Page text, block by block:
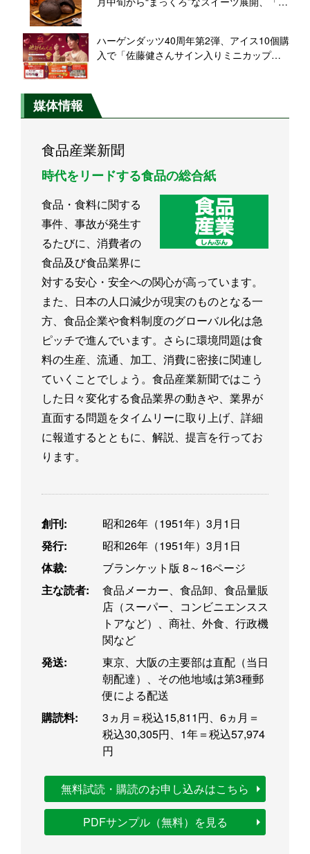
など発売
ハーゲンダッツ40周年第2弾、アイス10個購
入で「佐藤健さんサイン入りミニカップ型
媒体情報
食品産業新聞
時代をリードする食品の総合紙
食品・食料に関する
事件、事故が発生す
るたびに、消費者の
食品及び食品業界に
対する安心・安全への関心が高っています。
また、日本の人口減少が現実のものとなる一
方、食品企業や食料制度のグローバル化は急
ピッチで進んでいます。さらに環境問題は食
料の生産、流通、加工、消費に密接に関連し
ていくことでしょう。食品産業新聞ではこう
した日々変化する食品業界の動きや、業界が
直面する問題をタイムリーに取り上げ、詳細
に報道するとともに、解説、提言を行ってお
ります。
創刊:
昭和26年（1951年）3月1日
発行:
昭和26年（1951年）3月1日
体裁:
ブランケット版 8～16ページ
主な読者:
食品メーカー、食品卸、食品量販
店（スーパー、コンビニエンスス
トアなど）、商社、外食、行政機
関など
発送:
東京、大阪の主要部は直配（当日
朝配達）、その他地域は第3種郵
便による配送
購読料:
3ヵ月＝税込15,811円、6ヵ月＝
税込30,305円、1年＝税込57,974
円
無料試読・購読のお申し込みはこちら
PDFサンプル（無料）を見る